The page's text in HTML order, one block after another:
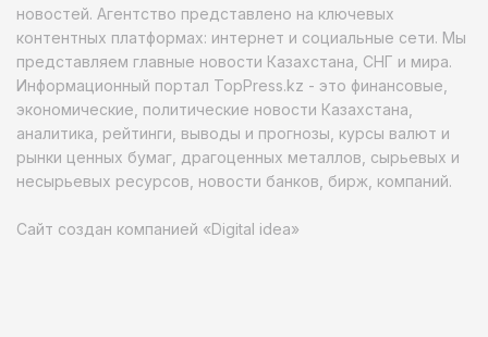
новостей. Агентство представлено на ключевых
контентных платформах: интернет и социальные сети. Мы
представляем главные новости Казахстана, СНГ и мира.
Информационный портал TopPress.kz - это финансовые,
экономические, политические новости Казахстана,
аналитика, рейтинги, выводы и прогнозы, курсы валют и
рынки ценных бумаг, драгоценных металлов, сырьевых и
несырьевых ресурсов, новости банков, бирж, компаний.
Сайт создан компанией «Digital idea»